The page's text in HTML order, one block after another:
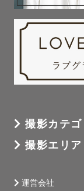
撮影カテゴ
撮影エリア
運営会社